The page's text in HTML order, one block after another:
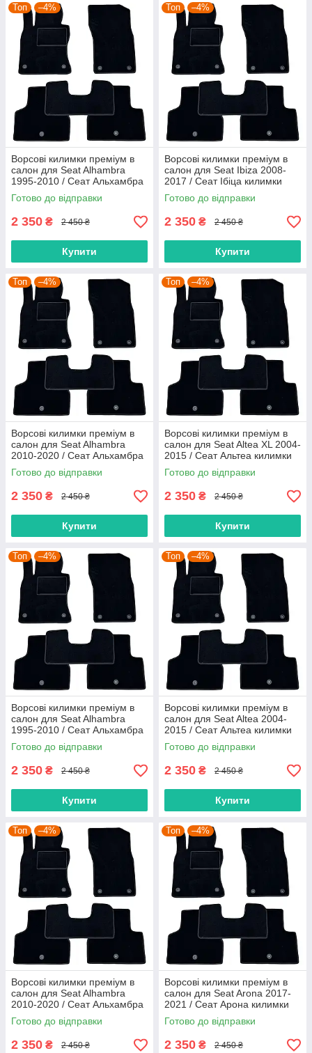
Топ –4%
Ворсові килимки преміум в
салон для Seat Alhambra
1995-2010 / Сеат Альхамбра
килимки
Готово до відправки
2 350 ₴ 2 450 ₴
Купити
Топ –4%
Ворсові килимки преміум в
салон для Seat Ibiza 2008-
2017 / Сеат Ібіца килимки
Готово до відправки
2 350 ₴ 2 450 ₴
Купити
Топ –4%
Ворсові килимки преміум в
салон для Seat Alhambra
2010-2020 / Сеат Альхамбра
килимки
Готово до відправки
2 350 ₴ 2 450 ₴
Купити
Топ –4%
Ворсові килимки преміум в
салон для Seat Altea XL 2004-
2015 / Сеат Альтеа килимки
Готово до відправки
2 350 ₴ 2 450 ₴
Купити
Топ –4%
Ворсові килимки преміум в
салон для Seat Alhambra
1995-2010 / Сеат Альхамбра
килимки
Готово до відправки
2 350 ₴ 2 450 ₴
Купити
Топ –4%
Ворсові килимки преміум в
салон для Seat Altea 2004-
2015 / Сеат Альтеа килимки
Готово до відправки
2 350 ₴ 2 450 ₴
Купити
Топ –4%
Ворсові килимки преміум в
салон для Seat Alhambra
2010-2020 / Сеат Альхамбра
килимки
Готово до відправки
2 350 ₴ 2 450 ₴
Топ –4%
Ворсові килимки преміум в
салон для Seat Arona 2017-
2021 / Сеат Арона килимки
Готово до відправки
2 350 ₴ 2 450 ₴